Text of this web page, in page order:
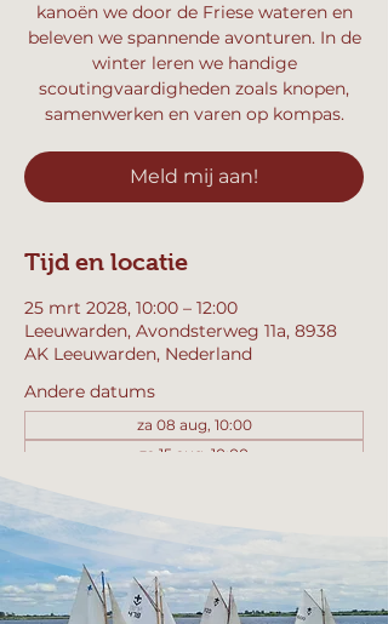
kanoën we door de Friese wateren en
beleven we spannende avonturen. In de
winter leren we handige
scoutingvaardigheden zoals knopen,
samenwerken en varen op kompas.
Meld mij aan!
Tijd en locatie
25 mrt 2028, 10:00 – 12:00
Leeuwarden, Avondsterweg 11a, 8938
AK Leeuwarden, Nederland
Andere datums
za 08 aug, 10:00
za 15 aug, 10:00
Bekijk alle 358 datums
Meld mij aan!